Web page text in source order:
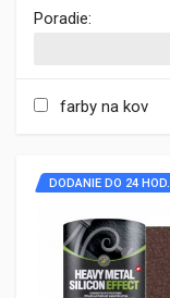
Poradie:
farby na kov
DODANIE DO 24 HOD.